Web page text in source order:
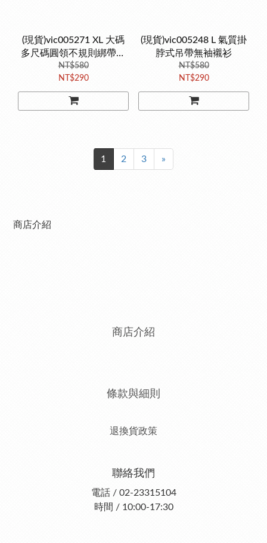
(現貨)vic005271 XL 大碼
多尺碼圓領不規則綁帶別
致短袖T恤
NT$580
NT$290
(現貨)vic005248 L 氣質掛
脖式吊帶無袖襯衫
NT$580
NT$290
1 2 3 »
商店介紹
商店介紹
條款與細則
退換貨政策
聯絡我們
電話 / 02-23315104
時間 / 10:00-17:30